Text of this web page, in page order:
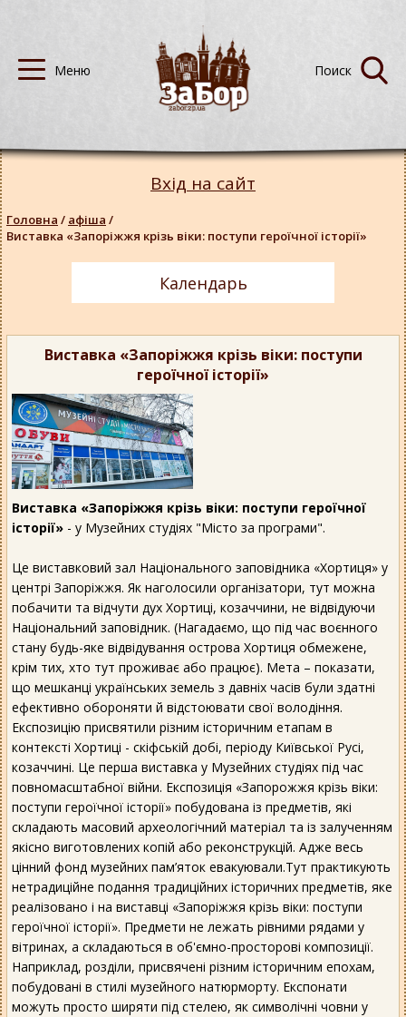
Виставка «Запоріжжя крізь віки: поступи
героїчної історії»
Виставка «Запоріжжя крізь віки: поступи героїчної
історії» - у Музейних студіях "Місто за програми".
Це виставковий зал Національного заповідника «Хортиця» у
центрі Запоріжжя. Як наголосили організатори, тут можна
побачити та відчути дух Хортиці, козаччини, не відвідуючи
Національний заповідник. (Нагадаємо, що під час воєнного
стану будь-яке відвідування острова Хортиця обмежене,
крім тих, хто тут проживає або працює). Мета – показати,
що мешканці українських земель з давніх часів були здатні
ефективно обороняти й відстоювати свої володіння.
Експозицію присвятили різним історичним етапам в
контексті Хортиці - скіфській добі, періоду Київської Русі,
козаччині. Це перша виставка у Музейних студіях під час
повномасштабної війни. Експозиція «Запорожжя крiзь вiки:
поступи героїчної історії» побудована із предметів, які
складають масовий археологічний матеріал та із залученням
якісно виготовлених копій або реконструкцій. Адже весь
цінний фонд музейних пам’яток евакуювали.Тут практикують
нетрадиційне подання традиційних історичних предметів, яке
реалізовано і на виставці «Запоріжжя крізь віки: поступи
героїчної історії». Предмети не лежать рівними рядами у
вітринах, а складаються в об'ємно-просторові композиції.
Наприклад, розділи, присвячені різним історичним епохам,
побудовані в стилі музейного натюрморту. Експонати
можуть просто ширяти під стелею, як символічні човни у
Вхід на сайт
Головна / афіша /
Виставка «Запоріжжя крізь віки: поступи героїчної історії»
Календарь